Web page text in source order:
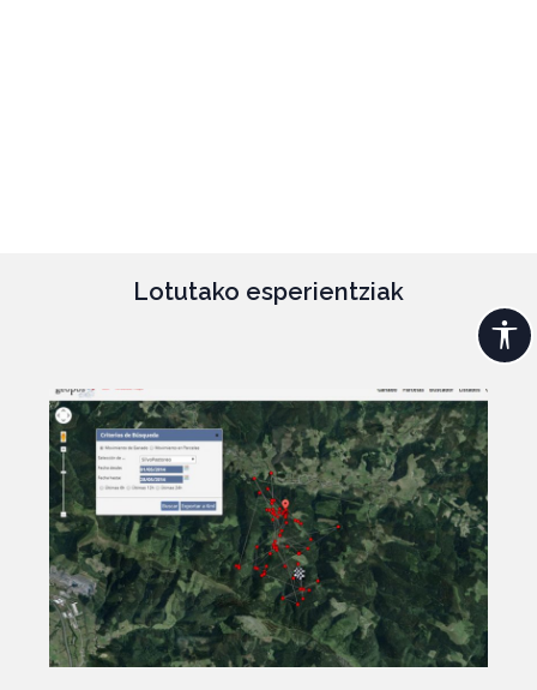
Lotutako esperientziak